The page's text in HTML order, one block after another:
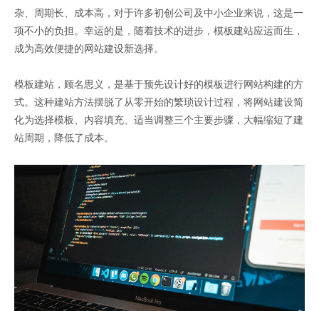
杂、周期长、成本高，对于许多初创公司及中小企业来说，这是一
项不小的负担。幸运的是，随着技术的进步，模板建站应运而生，
成为高效便捷的网站建设新选择。
模板建站，顾名思义，是基于预先设计好的模板进行网站构建的方
式。这种建站方法摆脱了从零开始的繁琐设计过程，将网站建设简
化为选择模板、内容填充、适当调整三个主要步骤，大幅缩短了建
站周期，降低了成本。